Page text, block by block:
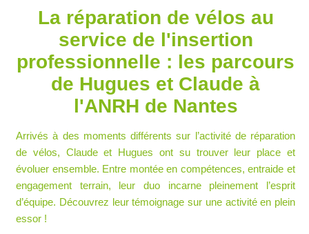
La réparation de vélos au
service de l'insertion
professionnelle : les parcours
de Hugues et Claude à
l'ANRH de Nantes
Arrivés à des moments différents sur l’activité de réparation
de vélos, Claude et Hugues ont su trouver leur place et
évoluer ensemble. Entre montée en compétences, entraide et
engagement terrain, leur duo incarne pleinement l’esprit
d’équipe. Découvrez leur témoignage sur une activité en plein
essor !